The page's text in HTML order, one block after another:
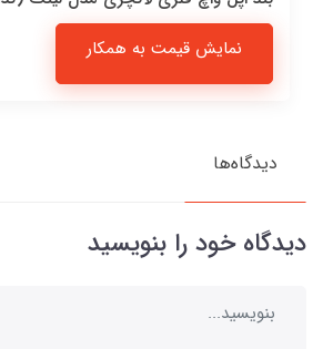
نمایش قیمت به همکار
دیدگاه‌ها
دیدگاه خود را بنویسید